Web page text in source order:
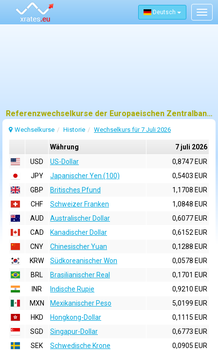
Deutsch
Referenzwechselkurse der Europaeischen Zentralbank (EZB) fuer 7 juli 2026
Wechselkurse Historie Wechselkurs für 7 Juli 2026
Währung
7 juli 2026
USD
US-Dollar
0,8747 EUR
JPY
Japanischer Yen (100)
0,5403 EUR
GBP
Britisches Pfund
1,1708 EUR
CHF
Schweizer Franken
1,0848 EUR
AUD
Australischer Dollar
0,6077 EUR
CAD
Kanadischer Dollar
0,6152 EUR
CNY
Chinesischer Yuan
0,1288 EUR
KRW
Südkoreanischer Won
0,0578 EUR
BRL
Brasilianischer Real
0,1701 EUR
INR
Indische Rupie
0,9210 EUR
MXN
Mexikanischer Peso
5,0199 EUR
HKD
Hongkong-Dollar
0,1115 EUR
SGD
Singapur-Dollar
0,6773 EUR
SEK
Schwedische Krone
0,0905 EUR